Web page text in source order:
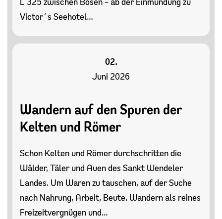
Victor´s Seehotel…
02.
Juni 2026
Wandern auf den Spuren der
Kelten und Römer
Schon Kelten und Römer durchschritten die
Wälder, Täler und Auen des Sankt Wendeler
Landes. Um Waren zu tauschen, auf der Suche
nach Nahrung, Arbeit, Beute. Wandern als reines
Freizeitvergnügen und…